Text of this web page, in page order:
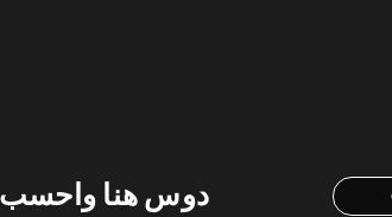
دوس هنا واحسب